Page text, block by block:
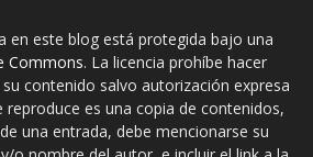
en este blog está protegida bajo una
Commons. La licencia prohíbe hacer
contenido salvo autorización expresa
reproduce es una copia de contenidos,
una entrada, debe mencionarse su